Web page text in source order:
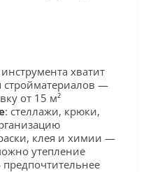
хватит
стройматериалов —
от 15 м²
: стеллажи, крюки,
клея и химии —
утепление